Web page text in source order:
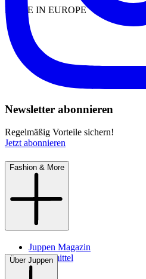
MADE IN EUROPE
Newsletter abonnieren
Regelmäßig Vorteile sichern!
Jetzt abonnieren
Fashion & More
Juppen Magazin
Pflegemittel
Über Juppen